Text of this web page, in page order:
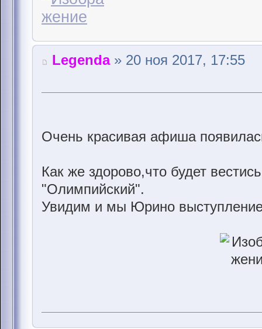
Legenda» 20 ноя 2017, 17:55
Очень красивая афиша
Как же здорово,что будет
"Олимпийский".
Увидим и мы Юрино